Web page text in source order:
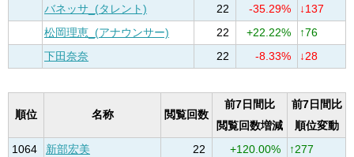
バネッサ_(タレント)
22 -35.29%
↓137
松岡理恵_(アナウンサー)
22 +22.22%
↑76
下田奈奈
22 -8.33% ↓28
順位 名称 閲覧回数
前7日間比
閲覧回数増減
前7日間比
順位変動
1064
新部宏美 22 +120.00%
↑277